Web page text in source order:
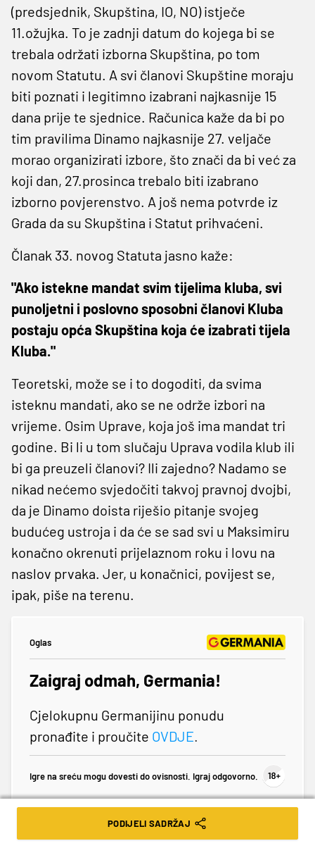
(predsjednik, Skupština, IO, NO) istječe
11.ožujka. To je zadnji datum do kojega bi se
trebala održati izborna Skupština, po tom
novom Statutu. A svi članovi Skupštine moraju
biti poznati i legitimno izabrani najkasnije 15
dana prije te sjednice. Računica kaže da bi po
tim pravilima Dinamo najkasnije 27. veljače
morao organizirati izbore, što znači da bi već za
koji dan, 27.prosinca trebalo biti izabrano
izborno povjerenstvo. A još nema potvrde iz
Grada da su Skupština i Statut prihvaćeni.
Članak 33. novog Statuta jasno kaže:
"Ako istekne mandat svim tijelima kluba, svi
punoljetni i poslovno sposobni članovi Kluba
postaju opća Skupština koja će izabrati tijela
Kluba."
Teoretski, može se i to dogoditi, da svima
isteknu mandati, ako se ne održe izbori na
vrijeme. Osim Uprave, koja još ima mandat tri
godine. Bi li u tom slučaju Uprava vodila klub ili
bi ga preuzeli članovi? Ili zajedno? Nadamo se
nikad nećemo svjedočiti takvoj pravnoj dvojbi,
da je Dinamo doista riješio pitanje svojeg
budućeg ustroja i da će se sad svi u Maksimiru
konačno okrenuti prijelaznom roku i lovu na
naslov prvaka. Jer, u konačnici, povijest se,
ipak, piše na terenu.
Oglas
Zaigraj odmah, Germania!
Cjelokupnu Germanijinu ponudu
pronađite i proučite OVDJE.
Igre na sreću mogu dovesti do ovisnosti. Igraj odgovorno.
PODIJELI SADRŽAJ